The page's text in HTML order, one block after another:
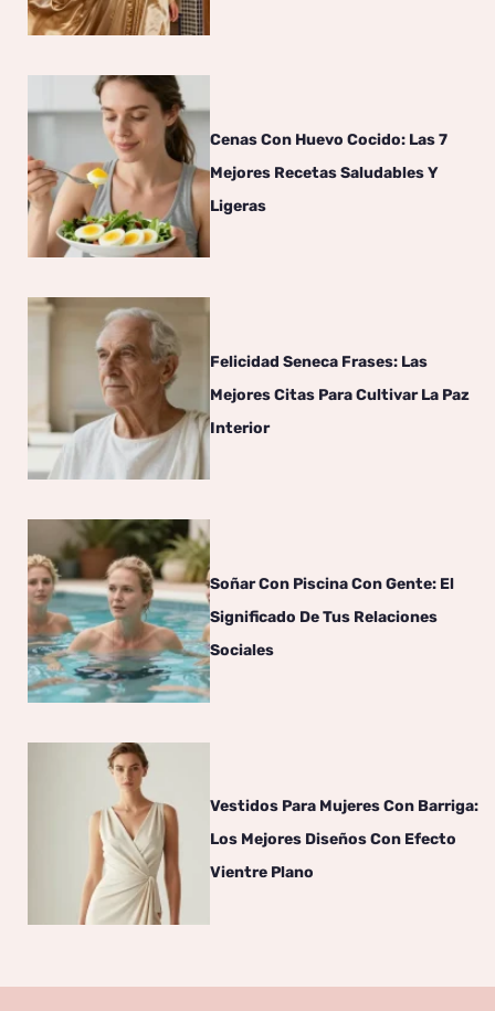
Cenas Con Huevo Cocido: Las 7
Mejores Recetas Saludables Y
Ligeras
Felicidad Seneca Frases: Las
Mejores Citas Para Cultivar La Paz
Interior
Soñar Con Piscina Con Gente: El
Significado De Tus Relaciones
Sociales
Vestidos Para Mujeres Con Barriga:
Los Mejores Diseños Con Efecto
Vientre Plano